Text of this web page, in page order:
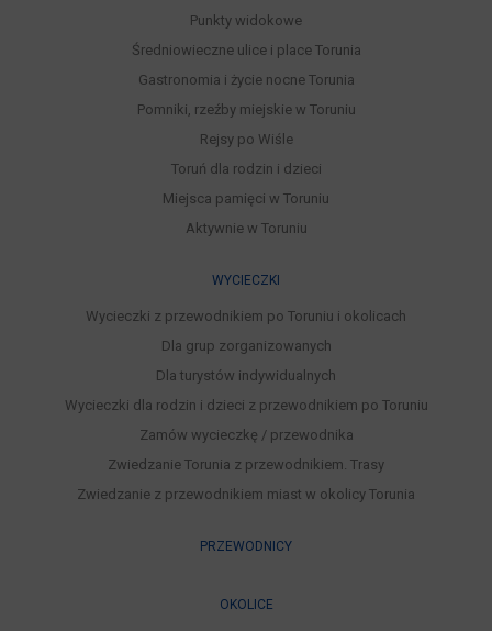
Punkty widokowe
Średniowieczne ulice i place Torunia
Gastronomia i życie nocne Torunia
Pomniki, rzeźby miejskie w Toruniu
Rejsy po Wiśle
Toruń dla rodzin i dzieci
Miejsca pamięci w Toruniu
Aktywnie w Toruniu
WYCIECZKI
Wycieczki z przewodnikiem po Toruniu i okolicach
Dla grup zorganizowanych
Dla turystów indywidualnych
Wycieczki dla rodzin i dzieci z przewodnikiem po Toruniu
Zamów wycieczkę / przewodnika
Zwiedzanie Torunia z przewodnikiem. Trasy
Zwiedzanie z przewodnikiem miast w okolicy Torunia
PRZEWODNICY
OKOLICE